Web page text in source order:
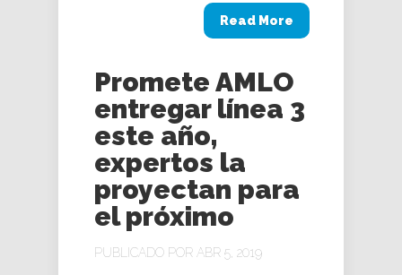
Read More
Promete AMLO
entregar línea 3
este año,
expertos la
proyectan para
el próximo
PUBLICADO POR ABR 5, 2019